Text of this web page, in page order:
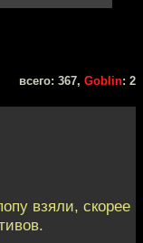
всего: 367, Goblin: 2
взяли, скорее